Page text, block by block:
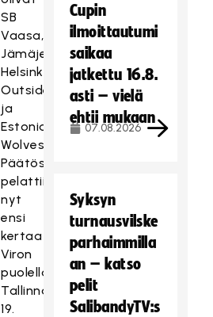
SB
Vaasa,
Jämäjengi,
Helsinki
Outsiders
ja
Estonian
Wolves.
Päätösturnaus
pelattiin
nyt
ensi
kertaa
Viron
puolella,
Tallinnassa,
19.
Cupin
ilmoittautumi
saikaa
jatkettu 16.8.
asti – vielä
ehtii mukaan
07.08.2026
Syksyn
turnausvilske
parhaimmilla
an – katso
pelit
SalibandyTV:s